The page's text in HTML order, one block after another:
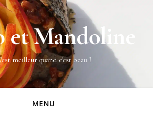
et Mandoline
meilleur quand c'est beau !
MENU